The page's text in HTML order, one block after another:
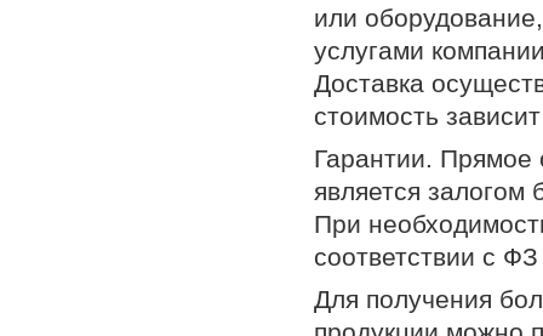
или
услугами
Доставка
стоимость
Гарантии. Прямое
является залогом
При
соответствии с
Для получения